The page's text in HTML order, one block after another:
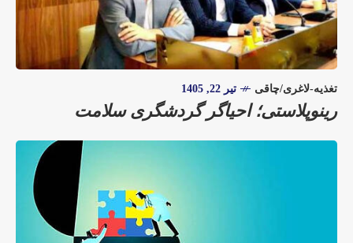
تغذیه-لاغری/چاقی تیر 22, 1405
رینوپلاستی؛ احیاگر گردشگری سلامت